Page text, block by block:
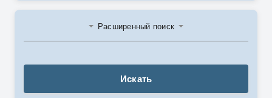
Расширенный поиск
Искать